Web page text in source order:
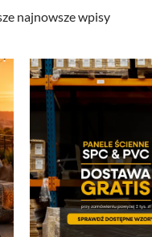
najnowsze wpisy